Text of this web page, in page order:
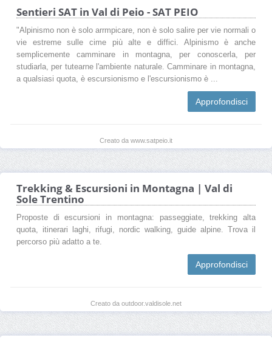
Sentieri SAT in Val di Peio - SAT PEIO
"Alpinismo non è solo arrmpicare, non è solo salire per vie normali o
vie estreme sulle cime più alte e diffici. Alpinismo è anche
semplicemente camminare in montagna, per conoscerla, per
studiarla, per tutearne l'ambiente naturale. Camminare in montagna,
a qualsiasi quota, è escursionismo e l'escursionismo è ...
Approfondisci
Creato da www.satpeio.it
Trekking & Escursioni in Montagna | Val di
Sole Trentino
Proposte di escursioni in montagna: passeggiate, trekking alta
quota, itinerari laghi, rifugi, nordic walking, guide alpine. Trova il
percorso più adatto a te.
Approfondisci
Creato da outdoor.valdisole.net